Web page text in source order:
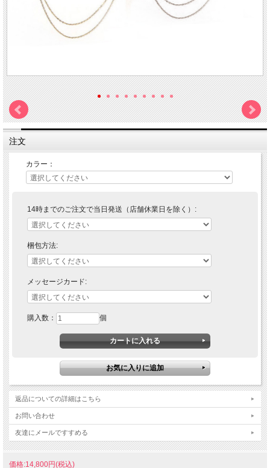
注文
カラー：
14時までのご注文で当日発送（店舗休業日を除く）:
梱包方法:
メッセージカード:
購入数： 個
返品についての詳細はこちら
お問い合わせ
友達にメールですすめる
価格:14,800円(税込)